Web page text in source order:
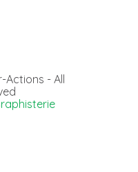
Actions - All